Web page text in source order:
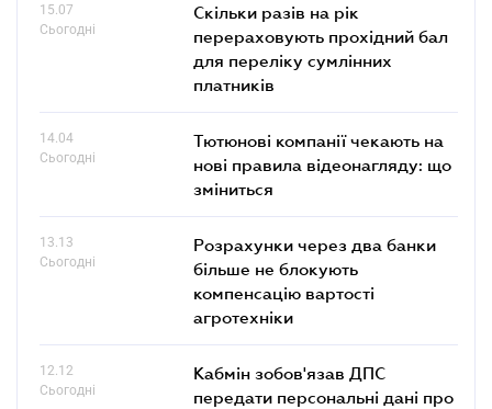
15.07
Сьогодні
Скільки разів на рік
перераховують прохідний бал
для переліку сумлінних
платників
14.04
Сьогодні
Тютюнові компанії чекають на
нові правила відеонагляду: що
зміниться
13.13
Сьогодні
Розрахунки через два банки
більше не блокують
компенсацію вартості
агротехніки
12.12
Сьогодні
Кабмін зобов'язав ДПС
передати персональні дані про